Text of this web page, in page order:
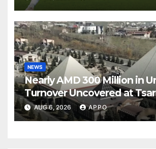
NEWS
Nearly AMD 300 Million in
Turnover Uncovered at
Owned Entertainment
AUG 6, 2026 APPO